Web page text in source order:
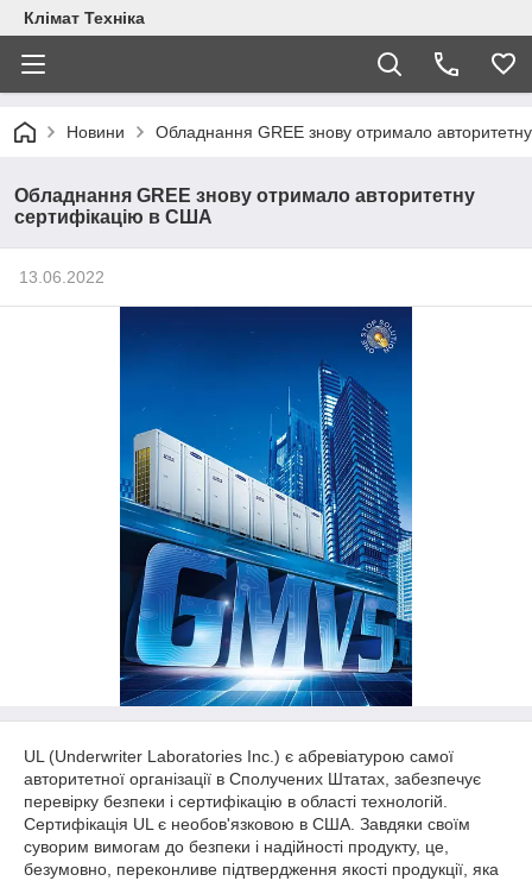
Клімат Техніка
Новини Обладнання GREE знову отримало
Обладнання GREE знову отримало авторитетну
сертифікацію в США
13.06.2022
UL (Underwriter Laboratories Inc.) є абревіатурою самої
авторитетної організації в Сполучених Штатах, забезпечує
перевірку безпеки і сертифікацію в області технологій.
Сертифікація UL є необов'язковою в США. Завдяки своїм
суворим вимогам до безпеки і надійності продукту, це,
безумовно, переконливе підтвердження якості продукції, яка